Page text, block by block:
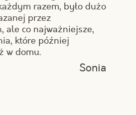
razem, było dużo
przez
ale co najważniejsze,
które później
w domu.
Sonia